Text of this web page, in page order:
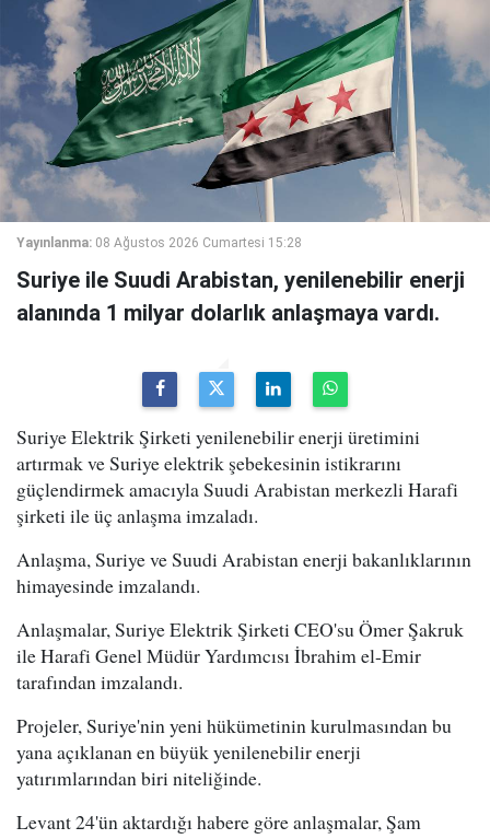
Yayınlanma: 08 Ağustos 2026 Cumartesi 15:28
Suriye ile Suudi Arabistan, yenilenebilir enerji
alanında 1 milyar dolarlık anlaşmaya vardı.
Suriye Elektrik Şirketi yenilenebilir enerji üretimini
artırmak ve Suriye elektrik şebekesinin istikrarını
güçlendirmek amacıyla Suudi Arabistan merkezli Harafi
şirketi ile üç anlaşma imzaladı.
Anlaşma, Suriye ve Suudi Arabistan enerji bakanlıklarının
himayesinde imzalandı.
Anlaşmalar, Suriye Elektrik Şirketi CEO'su Ömer Şakruk
ile Harafi Genel Müdür Yardımcısı İbrahim el-Emir
tarafından imzalandı.
Projeler, Suriye'nin yeni hükümetinin kurulmasından bu
yana açıklanan en büyük yenilenebilir enerji
yatırımlarından biri niteliğinde.
Levant 24'ün aktardığı habere göre anlaşmalar, Şam